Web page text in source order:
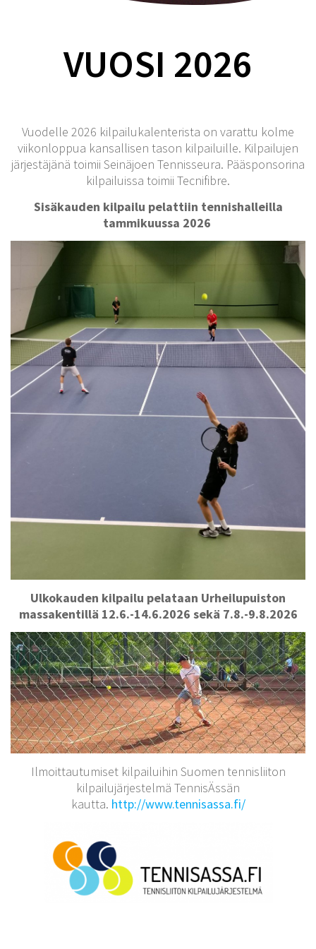
VUOSI 2026
Vuodelle 2026 kilpailukalenterista on varattu kolme
viikonloppua kansallisen tason kilpailuille. Kilpailujen
järjestäjänä toimii Seinäjoen Tennisseura. Pääsponsorina
kilpailuissa toimii Tecnifibre.
Sisäkauden kilpailu pelattiin tennishalleilla
tammikuussa 2026
Ulkokauden kilpailu pelataan Urheilupuiston
massakentillä 12.6.-14.6.2026 sekä 7.8.-9.8.2026
Ilmoittautumiset kilpailuihin Suomen tennisliiton
kilpailujärjestelmä TennisÄssän
kautta. http://www.tennisassa.fi/